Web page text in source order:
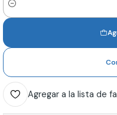
Cantidad
Agregar a la lista de